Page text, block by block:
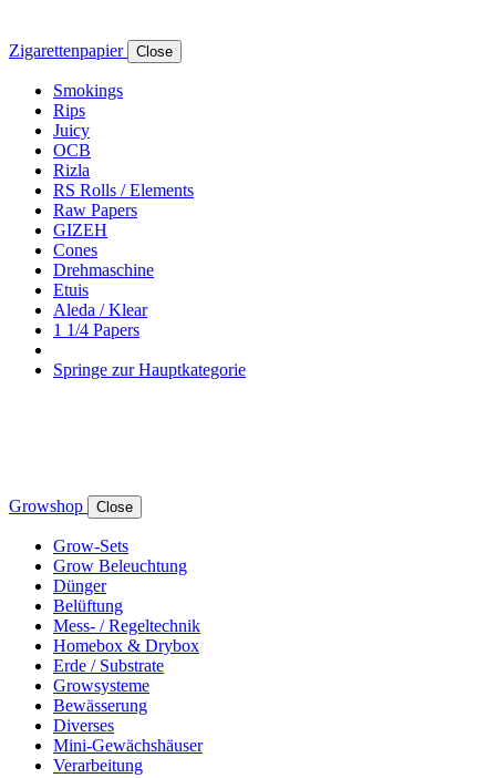
Zigarettenpapier Close
Smokings
Rips
Juicy
OCB
Rizla
RS Rolls / Elements
Raw Papers
GIZEH
Cones
Drehmaschine
Etuis
Aleda / Klear
1 1/4 Papers
Springe zur Hauptkategorie
Growshop Close
Grow-Sets
Grow Beleuchtung
Dünger
Belüftung
Mess- / Regeltechnik
Homebox & Drybox
Erde / Substrate
Growsysteme
Bewässerung
Diverses
Mini-Gewächshäuser
Verarbeitung